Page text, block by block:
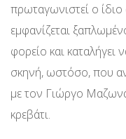
πρωταγωνιστεί ο
εμφανίζεται
φορείο και καταλήγει
σκηνή, ωστόσο, που
με τον Γιώργο
κρεβάτι.